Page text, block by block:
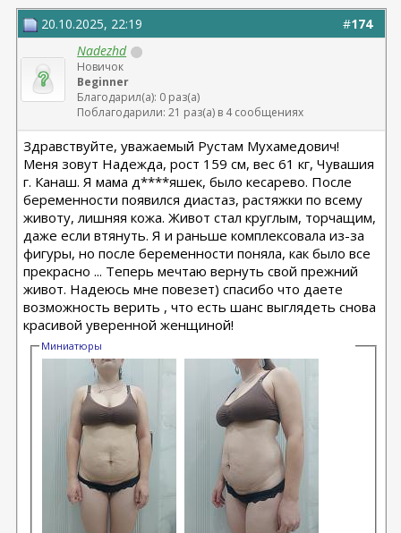
#174
20.10.2025, 22:19
Nadezhd
Новичок
Beginner
Благодарил(а): 0 раз(а)
Поблагодарили: 21 раз(а) в 4 сообщениях
Здравствуйте, уважаемый Рустам Мухамедович!
Меня зовут Надежда, рост 159 см, вес 61 кг, Чувашия
г. Канаш. Я мама д****яшек, было кесарево. После
беременности появился диастаз, растяжки по всему
животу, лишняя кожа. Живот стал круглым, торчащим,
даже если втянуть. Я и раньше комплексовала из-за
фигуры, но после беременности поняла, как было все
прекрасно ... Теперь мечтаю вернуть свой прежний
живот. Надеюсь мне повезет) спасибо что даете
возможность верить , что есть шанс выглядеть снова
красивой уверенной женщиной!
Миниатюры